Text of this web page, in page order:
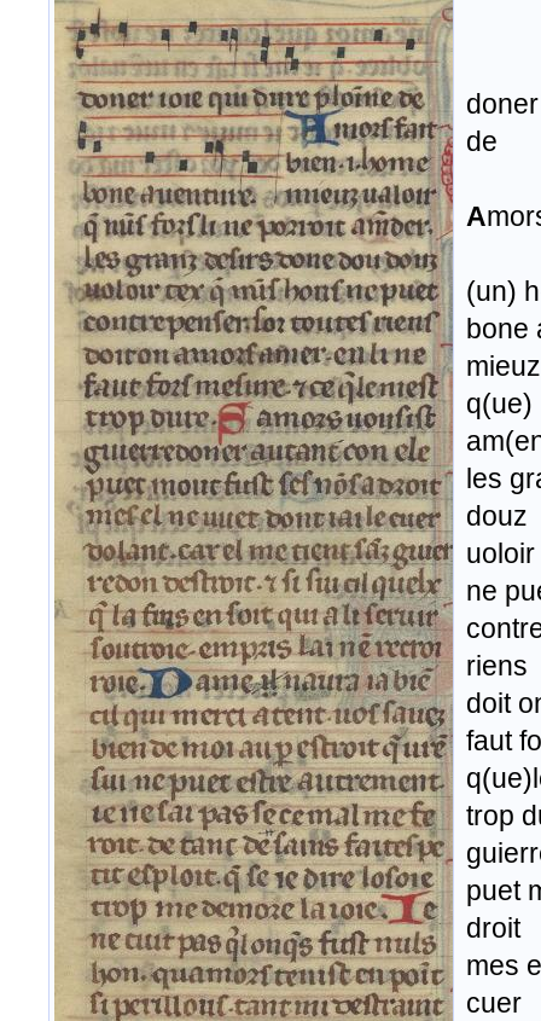
de
A
(un)
q(ue)
les
douz
ne
riens
doit
faut
trop
puet
droit
mes
cuer